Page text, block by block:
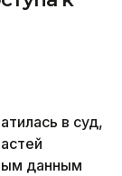
в суд,
данным